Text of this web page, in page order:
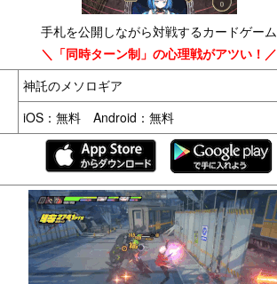
手札を公開しながら対戦するカードゲーム
＼「同時ターン制」の心理戦がアツい！／
神託のメソロギア
iOS：無料 Android：無料